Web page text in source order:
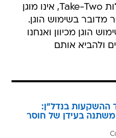
הדומה לתוכן אחר שבבעלות Take-Two, אינו מוגן
מדובר בשימוש הוגן.
הוגן מכיוון ואנחנו
ולהביא אותם
ההשקעות בנדל"ן:
בעידן של חוסר